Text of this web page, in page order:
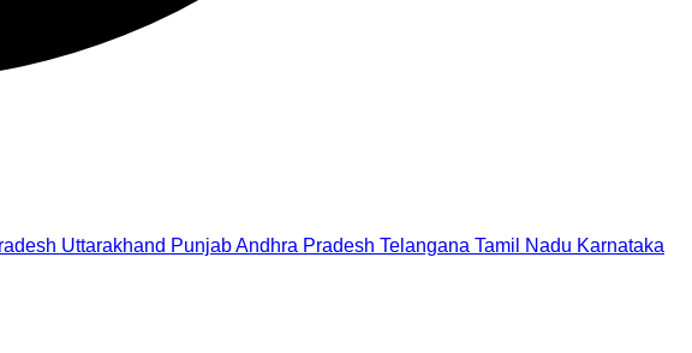
Uttarakhand PunjabAndhra Pradesh Telangana Tamil Nadu Karnataka